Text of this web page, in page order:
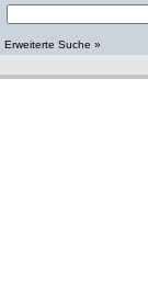
Erweiterte Suche »